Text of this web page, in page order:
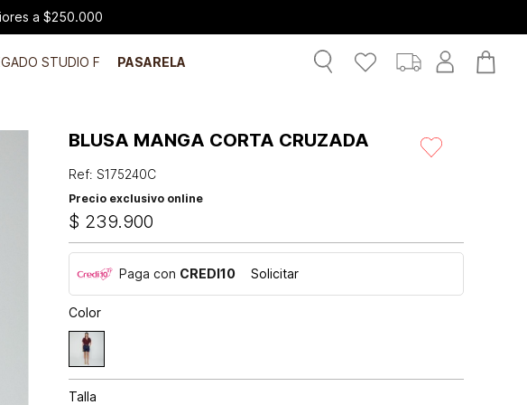
a $250.000
STUDIO F PASARELA
BLUSA MANGA CORTA CRUZADA
Ref:S175240C
Precio exclusivo online
$ 239.900
Paga con CREDI10 Solicitar
Color
Talla